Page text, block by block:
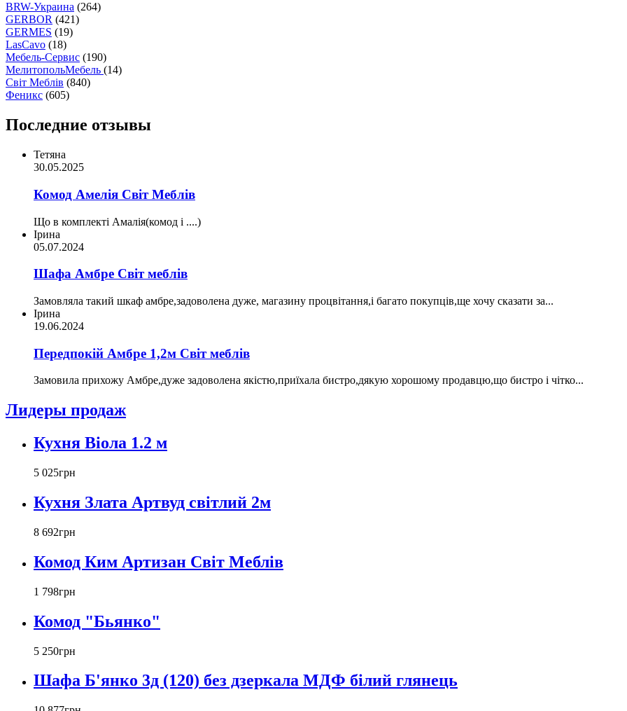
BRW-Украина (264)
GERBOR (421)
GERMES (19)
LasCavo (18)
Мебель-Сервис (190)
МелитопольМебель (14)
Світ Меблів (840)
Феникс (605)
Последние отзывы
Тетяна
30.05.2025
Комод Амелія Світ Меблів
Що в комплекті Амалія(комод і ....)
Ірина
05.07.2024
Шафа Амбре Світ меблів
Замовляла такий шкаф амбре,задоволена дуже, магазину процвітання,і багато покупців,ще хочу сказати за...
Ірина
19.06.2024
Передпокій Амбре 1,2м Світ меблів
Замовила прихожу Амбре,дуже задоволена якістю,приїхала бистро,дякую хорошому продавцю,що бистро і чітко...
Лидеры продаж
Кухня Віола 1.2 м
5 025грн
Кухня Злата Артвуд світлий 2м
8 692грн
Комод Ким Артизан Світ Меблів
1 798грн
Комод "Бьянко"
5 250грн
Шафа Б'янко 3д (120) без дзеркала МДФ білий глянець